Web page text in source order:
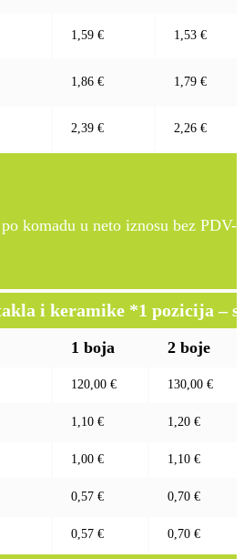
1,59 € 1,53 €
1,86 € 1,79 €
2,39 € 2,26 €
komadu u neto iznosu bez PDV-
i keramike *1 pozicija –
1 boja 2 boje
120,00 € 130,00 €
1,10 € 1,20 €
1,00 € 1,10 €
0,57 € 0,70 €
0,57 € 0,70 €